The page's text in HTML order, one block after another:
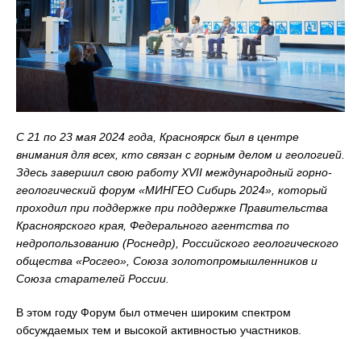
С 21 по 23 мая 2024 года, Красноярск был в центре
внимания для всех, кто связан с горным делом и геологией.
Здесь завершил свою работу XVII международный горно-
геологический форум «МИНГЕО Сибирь 2024», который
проходил при поддержке при поддержке Правительства
Красноярского края, Федерального агентства по
недропользованию (Роснедр), Российского геологического
общества «Росгео», Союза золотопромышленников и
Союза старателей России.
В этом году Форум был отмечен широким спектром
обсуждаемых тем и высокой активностью участников.